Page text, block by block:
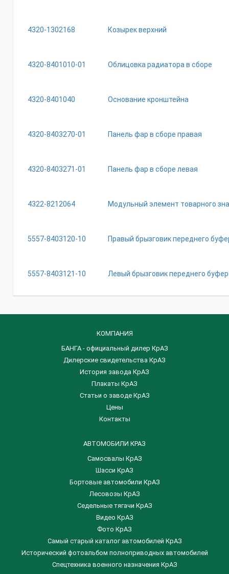
4320-1302168 Козырек верхний
4320-8401010-01 Облицовка радиатора в сборе
4320-8401040 Основание кронштейна
4320-8403270-01 Панель фар в сборе правая
4320-8403271-01 Панель фар в сборе левая
4322-8212064 Модульный элемент товарного
5557-8403120-10 Правый брызговик переднего
5557-8403121-10 Левый брызговик переднего
КОМПАНИЯ
БАНГА - официальный дилер КрАЗ
Дилерские свидетельства КрАЗ
История завода КрАЗ
Плакаты КрАЗ
Статьи о заводе КрАЗ
Цены
Контакты
АВТОМОБИЛИ КРАЗ
Самосвалы КрАЗ
Шасси КрАЗ
Бортовые автомобили КрАЗ
Лесовозы КрАЗ
Седельные тягачи КрАЗ
Видео КрАЗ
Фото КрАЗ
Самый старый каталог автомобилей КрАЗ
Исторический фотоальбом полноприводных автомобилей
Спецтехника военного назначения КрАЗ